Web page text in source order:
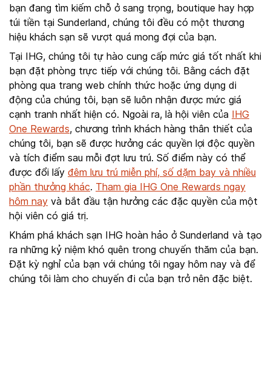
bạn đang tìm kiếm chỗ ở sang trọng, boutique hay hợp
túi tiền tại Sunderland, chúng tôi đều có một thương
hiệu khách sạn sẽ vượt quá mong đợi của bạn.
Tại IHG, chúng tôi tự hào cung cấp mức giá tốt nhất khi
bạn đặt phòng trực tiếp với chúng tôi. Bằng cách đặt
phòng qua trang web chính thức hoặc ứng dụng di
động của chúng tôi, bạn sẽ luôn nhận được mức giá
cạnh tranh nhất hiện có. Ngoài ra, là hội viên của IHG
One Rewards, chương trình khách hàng thân thiết của
chúng tôi, bạn sẽ được hưởng các quyền lợi độc quyền
và tích điểm sau mỗi đợt lưu trú. Số điểm này có thể
được đổi lấy đêm lưu trú miễn phí, số dặm bay và nhiều
phần thưởng khác. Tham gia IHG One Rewards ngay
hôm nay và bắt đầu tận hưởng các đặc quyền của một
hội viên có giá trị.
Khám phá khách sạn IHG hoàn hảo ở Sunderland và tạo
ra những kỷ niệm khó quên trong chuyến thăm của bạn.
Đặt kỳ nghỉ của bạn với chúng tôi ngay hôm nay và để
chúng tôi làm cho chuyến đi của bạn trở nên đặc biệt.